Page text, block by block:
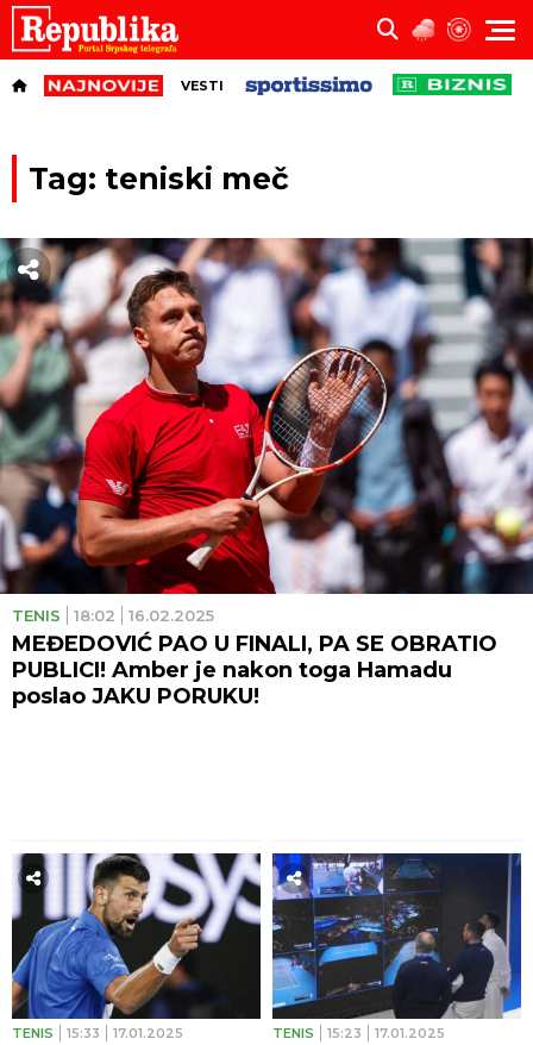
VESTI
Tag: teniski meč
TENIS 18:02 16.02.2025
MEĐEDOVIĆ PAO U FINALI, PA SE OBRATIO
PUBLICI! Amber je nakon toga Hamadu
poslao JAKU PORUKU!
TENIS 15:33 17.01.2025 TENIS 15:23 17.01.2025